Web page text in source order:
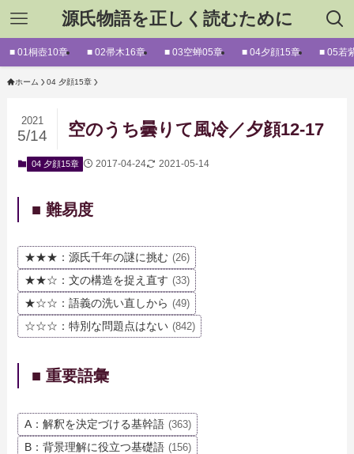
源氏物語を正しく読むために
■ 01桐壺10章 ■ 02帚木16章 ■ 03空蝉05章 ■ 04夕顔15章 ■ 05若
ホーム 04 夕顔15章
空のうち曇りて風冷／夕顔12-17
2021
5/14
04 夕顔15章 2017-04-24 2021-05-14
■ 難易度
★★★：源氏千年の謎に挑む (26)
★★☆：文の構造を捉え直す (33)
★☆☆：語義の洗い直しから (49)
☆☆☆：特別な問題点はない (842)
■ 重要語彙
A：解釈を決定づける基幹語 (363)
B：背景理解に役立つ基礎語 (156)